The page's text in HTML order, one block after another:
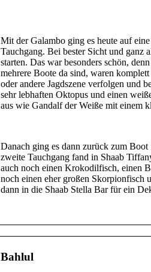
Mit der Galambo ging es heute auf
Tauchgang. Bei bester Sicht und ganz
starten. Das war besonders schön,
mehrere Boote da sind, waren
oder andere Jagdszene verfolgen und
sehr lebhaften Oktopus und einen
aus wie Gandalf der Weiße mit einem
Danach ging es dann zurück zum
zweite Tauchgang fand in Shaab
auch noch einen Krokodilfisch, einen
noch einen eher großen Skorpionfisch
dann in die Shaab Stella Bar für ein
Bahlul